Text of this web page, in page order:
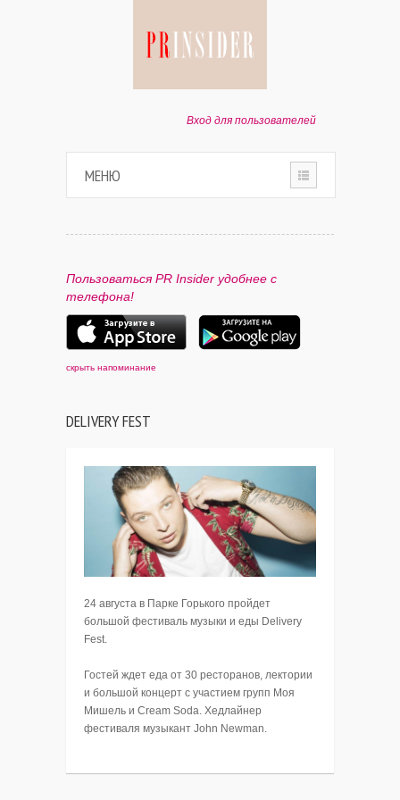
Вход для пользователей
МЕНЮ
ПАРТНЕРАМ
КОНТАКТЫ
Пользоваться PR Insider удобнее с
телефона!
скрыть напоминание
DELIVERY FEST
24 августа в Парке Горького пройдет
большой фестиваль музыки и еды Delivery
Fest.
Гостей ждет еда от 30 ресторанов, лектории
и большой концерт с участием групп Моя
Мишель и Cream Soda. Хедлайнер
фестиваля музыкант John Newman.